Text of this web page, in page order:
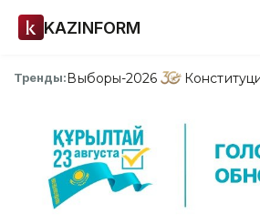
KAZINFORM
Тренды:Выборы-2026